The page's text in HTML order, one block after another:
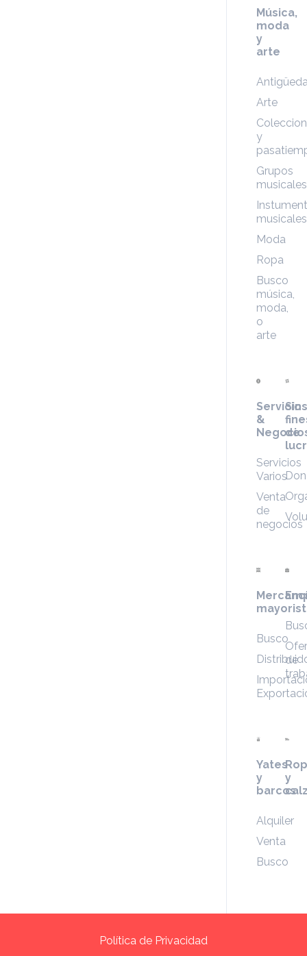
Música,
moda
y
arte
Arte
y
Grupos
musicales
musicales
Moda
Ropa
Busco
música,
moda,
o
arte
Servicios
&
Servicios
Varios
Venta
de
negocios
Sin
de
Busco
de
Yates
y
barcos
Alquiler
Venta
Busco
y
Política de Privacidad